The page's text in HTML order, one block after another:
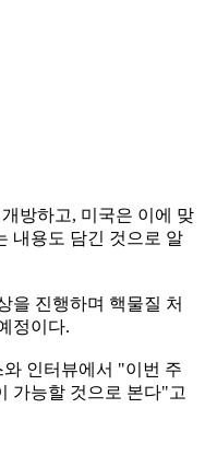
방하고, 미국은 이에 맞
내용도 담긴 것으로 알
을 진행하며 핵물질 처
정이다.
인터뷰에서 "이번 주
가능할 것으로 본다"고